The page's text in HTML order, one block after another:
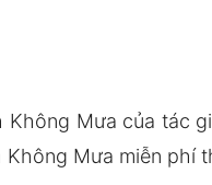
Không Mưa của tác
Không Mưa miễn phí